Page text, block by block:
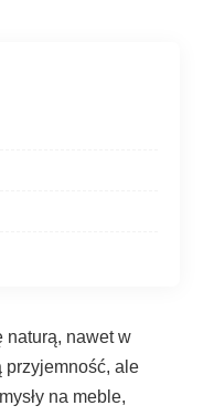
naturą, nawet w
przyjemność, ale
na meble,